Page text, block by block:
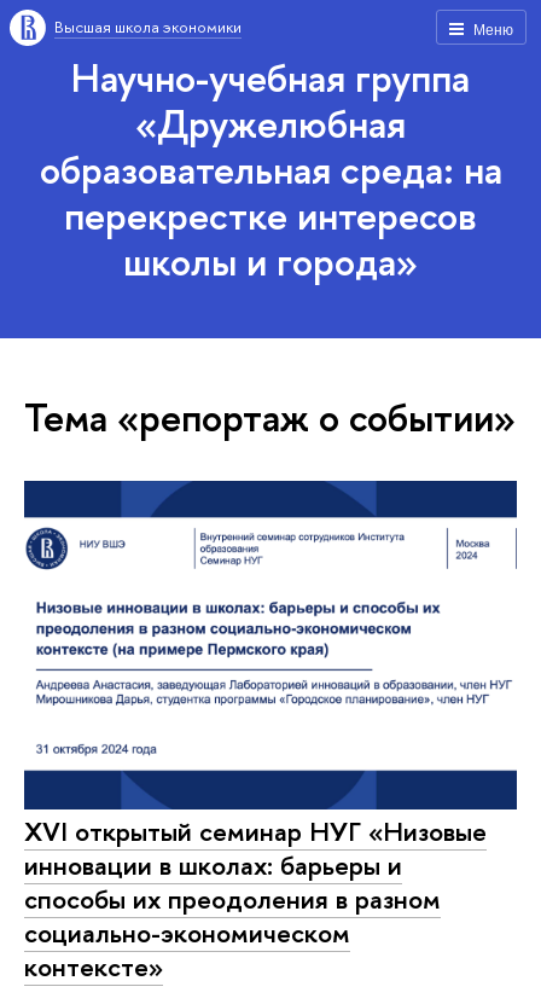
Меню
Высшая школа экономики
Научно-учебная группа
«Дружелюбная
образовательная среда: на
перекрестке интересов
школы и города»
Тема «репортаж о событии»
XVI открытый семинар НУГ «Низовые
инновации в школах: барьеры и
способы их преодоления в разном
социально-экономическом
контексте»